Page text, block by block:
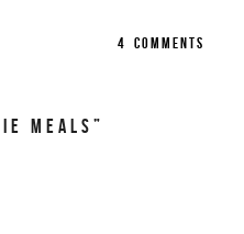
4 COMMENTS
MEALS”